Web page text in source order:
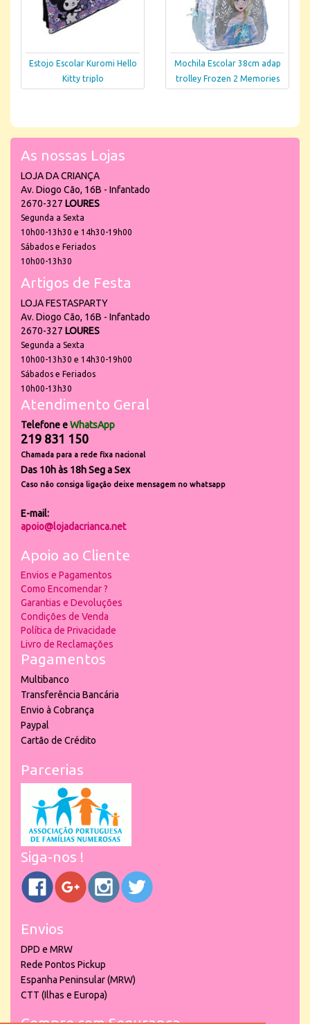
Estojo Escolar Kuromi Hello
Kitty triplo
Mochila Escolar 38cm adap
trolley Frozen 2 Memories
As nossas Lojas
LOJA DA CRIANÇA
Av. Diogo Cão, 16B - Infantado
2670-327 LOURES
Segunda a Sexta
10h00-13h30 e 14h30-19h00
Sábados e Feriados
10h00-13h30
Artigos de Festa
LOJA FESTASPARTY
Av. Diogo Cão, 16B - Infantado
2670-327 LOURES
Segunda a Sexta
10h00-13h30 e 14h30-19h00
Sábados e Feriados
10h00-13h30
Atendimento Geral
Telefone eWhatsApp
219 831 150
Chamada para a rede fixa nacional
Das 10h às 18h Seg a Sex
Caso não consiga ligação deixe mensagem no whatsapp
E-mail:
apoio@lojadacrianca.net
Apoio ao Cliente
Envios e Pagamentos
Como Encomendar ?
Garantias e Devoluções
Condições de Venda
Política de Privacidade
Livro de Reclamações
Pagamentos
Multibanco
Transferência Bancária
Envio à Cobrança
Paypal
Cartão de Crédito
Parcerias
Siga-nos !
Envios
DPD e MRW
Rede Pontos Pickup
Espanha Peninsular (MRW)
CTT (Ilhas e Europa)